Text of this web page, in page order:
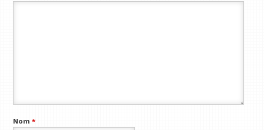
Nom*